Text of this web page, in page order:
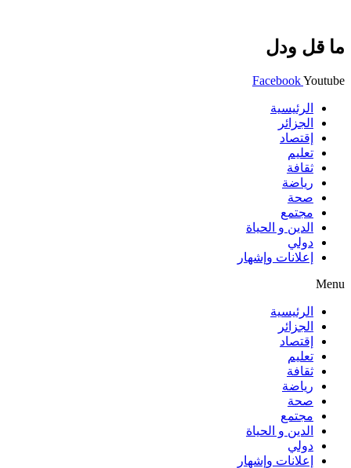
ما قل ودل
FacebookYoutube
الرئيسية
الجزائر
إقتصاد
تعليم
ثقافة
رياضة
صحة
مجتمع
الدين و الحياة
دولي
إعلانات وإشهار
Menu
الرئيسية
الجزائر
إقتصاد
تعليم
ثقافة
رياضة
صحة
مجتمع
الدين و الحياة
دولي
إعلانات وإشهار